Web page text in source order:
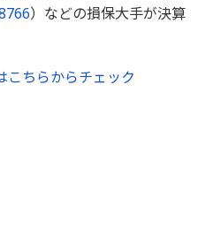
）などの損保大手が決算
こちらからチェック